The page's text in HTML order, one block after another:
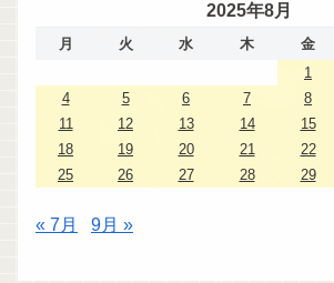
2025年8月
月 火 水 木 金
1
4
5 6 7 8
11
12 13 14 15
18
19 20 21 22
25
26 27 28 29
« 7月 9月 »